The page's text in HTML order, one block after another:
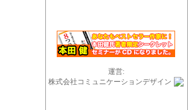
運営:
株式会社コミュニケーションデザイン